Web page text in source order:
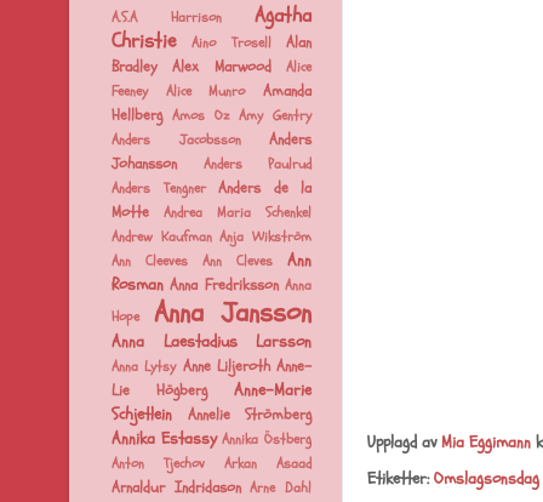
Upplagd avMia Eggimann
Etiketter:Omslagsonsdag
A.S.A Harrison
Agatha
Christie
Aino Trosell
Alan
Bradley
Alex Marwood
Alice
Feeney
Alice Munro
Amanda
Hellberg Amos Oz Amy Gentry
Anders Jacobsson
Anders
Johansson
Anders Paulrud
Anders Tengner
Anders de la
Motte
Andrea Maria Schenkel
Andrew Kaufman Anja Wikström
Ann Cleeves
Ann Cleves
Ann
Rosman Anna Fredriksson Anna
Hope
Anna Jansson
Anna Laestadius Larsson
Anna Lytsy Anne Liljeroth Anne-
Lie Högberg
Anne-Marie
Schjetlein
Annelie Strömberg
Annika Estassy Annika Östberg
Anton Tjechov
Arkan Asaad
Arnaldur Indridason Arne Dahl